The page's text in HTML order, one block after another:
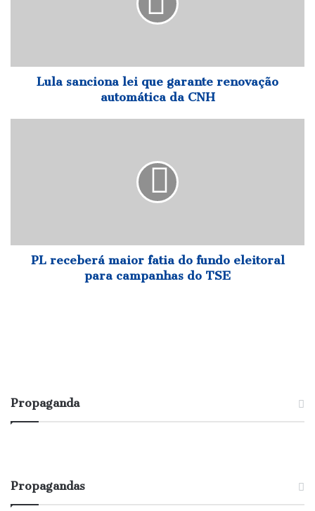
CNH
Lula sanciona lei que garante renovação
automática da CNH
campanhas
PL receberá maior fatia do fundo eleitoral
para campanhas do TSE
Propaganda
Propagandas